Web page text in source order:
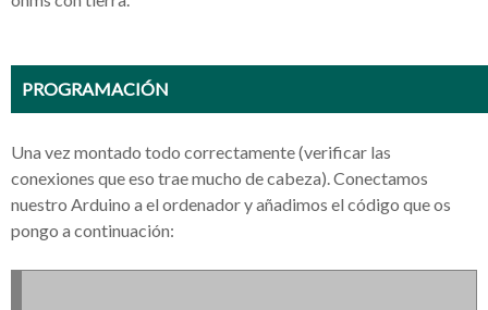
PROGRAMACIÓN
Una vez montado todo correctamente (verificar las
conexiones que eso trae mucho de cabeza). Conectamos
nuestro Arduino a el ordenador y añadimos el código que os
pongo a continuación: